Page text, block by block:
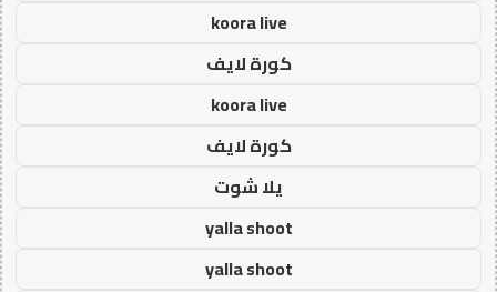
koora live
كورة لايف
koora live
كورة لايف
يلا شوت
yalla shoot
yalla shoot